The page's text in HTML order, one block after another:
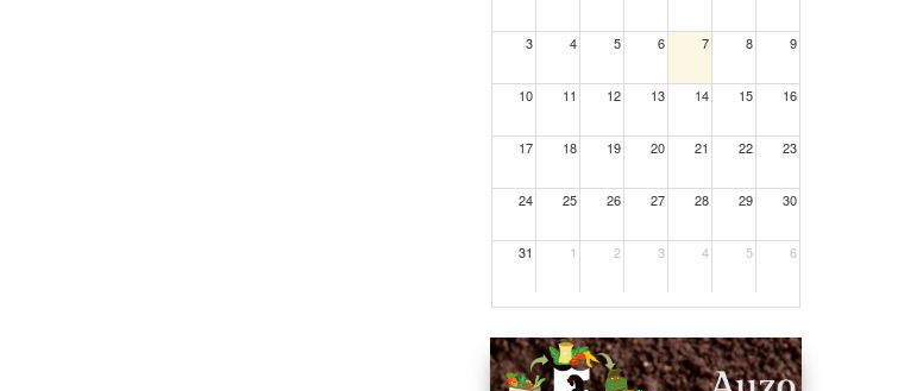
3 4 5 6 7 8 9
10 11 12 13 14 15 16
17 18 19 20 21 22 23
24 25 26 27 28 29 30
31 1 2 3 4 5 6